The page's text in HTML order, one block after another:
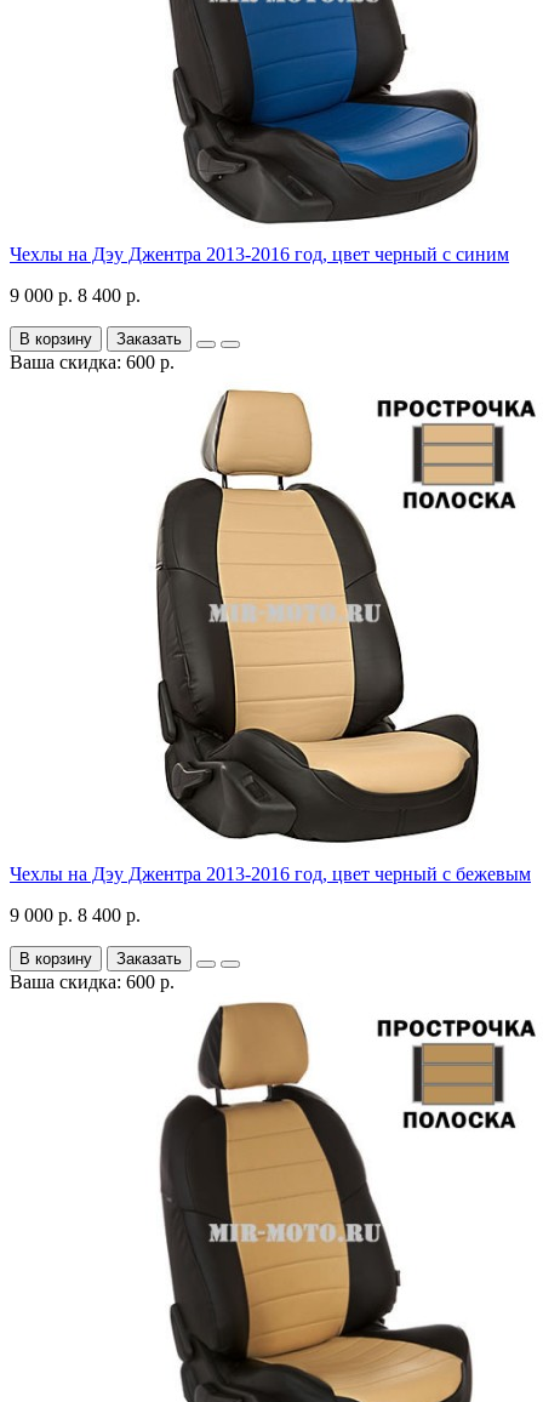
Чехлы на Дэу Джентра 2013-2016 год, цвет черный с синим
9 000 р. 8 400 р.
В корзину Заказать
Ваша скидка: 600 р.
Чехлы на Дэу Джентра 2013-2016 год, цвет черный с бежевым
9 000 р. 8 400 р.
В корзину Заказать
Ваша скидка: 600 р.